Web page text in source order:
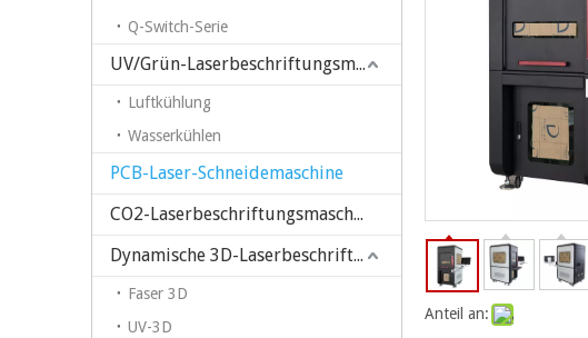
Q-Switch-Serie
UV/Grün-Laserbeschriftungsmaschine
Luftkühlung
Wasserkühlen
PCB-Laser-Schneidemaschine
CO2-Laserbeschriftungsmaschine
Dynamische 3D-Laserbeschriftungsmaschine
Faser 3D
UV-3D
Anteil an: